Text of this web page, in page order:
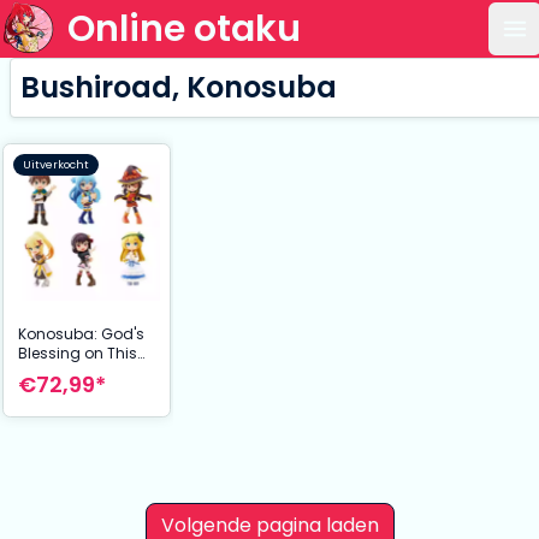
Online otaku
Bushiroad, Konosuba
Uitverkocht
Konosuba: God's
Blessing on This
Wonderful World!3
PVC Figures 9 cm
€72,99*
Volgende pagina laden